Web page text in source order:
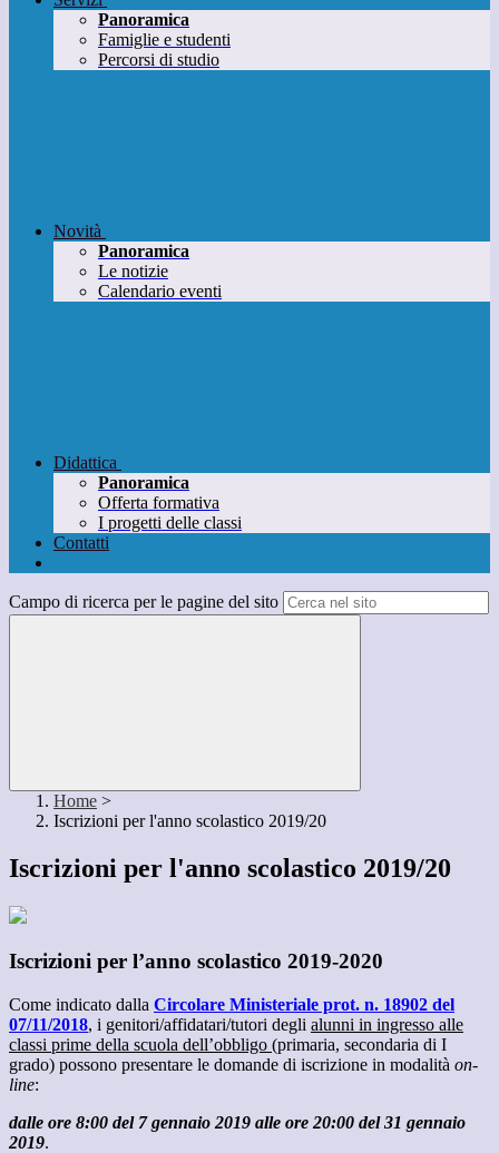
Panoramica
Famiglie e studenti
Percorsi di studio
Novità
Panoramica
Le notizie
Calendario eventi
Didattica
Panoramica
Offerta formativa
I progetti delle classi
Contatti
Campo di ricerca per le pagine del sito
Home >
Iscrizioni per l'anno scolastico 2019/20
Iscrizioni per l'anno scolastico 2019/20
Iscrizioni per l’anno scolastico 2019-2020
Come indicato dalla Circolare Ministeriale prot. n. 18902 del
07/11/2018, i genitori/affidatari/tutori degli alunni in ingresso alle
classi prime della scuola dell’obbligo (primaria, secondaria di I
grado) possono presentare le domande di iscrizione in modalità on-
line:
dalle ore 8:00 del 7 gennaio 2019 alle ore 20:00 del 31 gennaio
2019.